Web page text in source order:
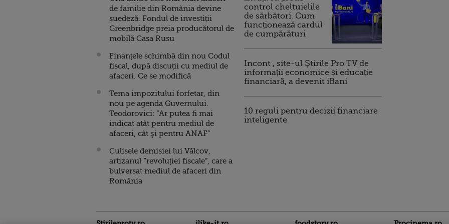
de familie din România devine
suedeză. Fondul de investiții
Greenbridge preia producătorul de
mobilă Casa Rusu
Finanțele schimbă din nou Codul
fiscal, după discuții cu mediul de
afaceri. Ce se modifică
Tema impozitului forfetar, din
nou pe agenda Guvernului.
Teodorovici: “Ar putea fi mai
indicat atât pentru mediul de
afaceri, cât şi pentru ANAF”
Culisele demisiei lui Vâlcov,
artizanul “revoluției fiscale”, care a
bulversat mediul de afaceri din
România
control cheltuielile
de sărbători. Cum
funcționează cardul
de cumpărături
Incont , site-ul Știrile Pro TV de
informații economice și educație
financiară, a devenit iBani
10 reguli pentru decizii financiare
inteligente